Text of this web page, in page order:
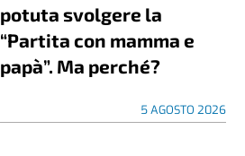
potuta svolgere la
“Partita con mamma e
papà”. Ma perché?
5 AGOSTO 2026